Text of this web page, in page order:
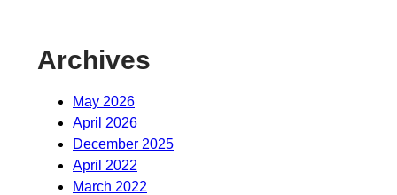
Archives
May 2026
April 2026
December 2025
April 2022
March 2022